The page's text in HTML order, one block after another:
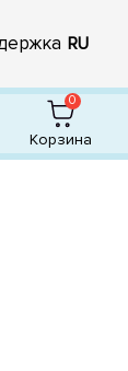
RU
0
Корзина